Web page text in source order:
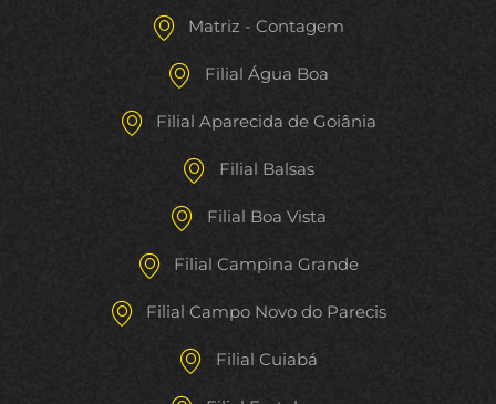
Matriz - Contagem
Filial Água Boa
Filial Aparecida de Goiânia
Filial Balsas
Filial Boa Vista
Filial Campina Grande
Filial Campo Novo do Parecis
Filial Cuiabá